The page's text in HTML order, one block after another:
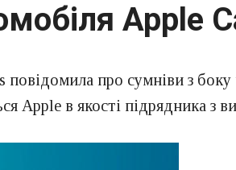
Apple
про сумніви з боку
Apple в якості підрядника з